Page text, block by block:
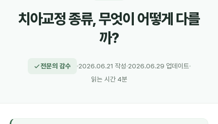
치아교정 종류, 무엇이 어떻게 다를
까?
전문의 감수 2026.06.21 작성 2026.06.29 업데이트
읽는 시간 4분